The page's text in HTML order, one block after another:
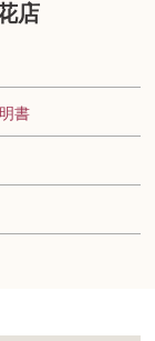
店
書